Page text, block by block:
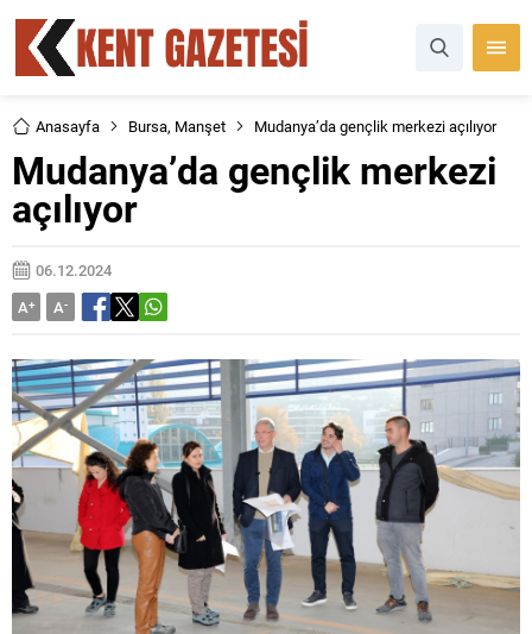
Anasayfa Bursa, Manşet Mudanya’da gençlik merkezi açılıyor
Mudanya’da gençlik merkezi
açılıyor
06.12.2024
A+ A-